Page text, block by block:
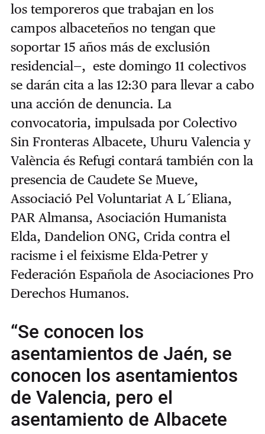
los temporeros que trabajan en los
campos albaceteños no tengan que
soportar 15 años más de exclusión
residencial—, este domingo 11 colectivos
se darán cita a las 12:30 para llevar a cabo
una acción de denuncia. La
convocatoria, impulsada por Colectivo
Sin Fronteras Albacete, Uhuru Valencia y
València és Refugi contará también con la
presencia de Caudete Se Mueve,
Associació Pel Voluntariat A L´Eliana,
PAR Almansa, Asociación Humanista
Elda, Dandelion ONG, Crida contra el
racisme i el feixisme Elda-Petrer y
Federación Española de Asociaciones Pro
Derechos Humanos.
“Se conocen los
asentamientos de Jaén, se
conocen los asentamientos
de Valencia, pero el
asentamiento de Albacete